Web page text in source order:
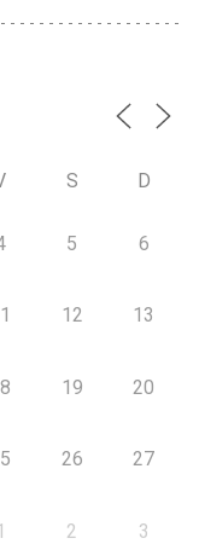
S D
5 6
12 13
19 20
26 27
2 3